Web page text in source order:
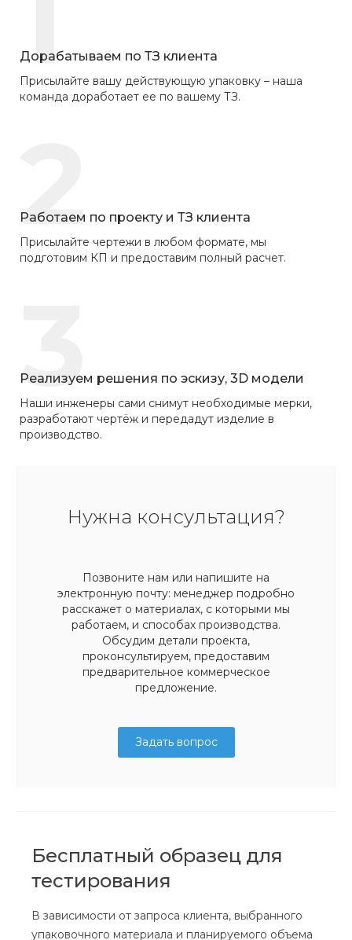
Дорабатываем по ТЗ клиента
Присылайте вашу действующую упаковку – наша
команда доработает ее по вашему ТЗ.
2
Работаем по проекту и ТЗ клиента
Присылайте чертежи в любом формате, мы
подготовим КП и предоставим полный расчет.
3
Реализуем решения по эскизу, 3D модели
Наши инженеры сами снимут необходимые мерки,
разработают чертёж и передадут изделие в
производство.
Нужна консультация?
Позвоните нам или напишите на
электронную почту: менеджер подробно
расскажет о материалах, с которыми мы
работаем, и способах производства.
Обсудим детали проекта,
проконсультируем, предоставим
предварительное коммерческое
предложение.
Задать вопрос
Бесплатный образец для
тестирования
В зависимости от запроса клиента, выбранного
упаковочного материала и планируемого объема